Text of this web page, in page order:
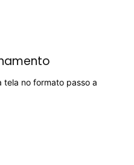
tela no formato passo a